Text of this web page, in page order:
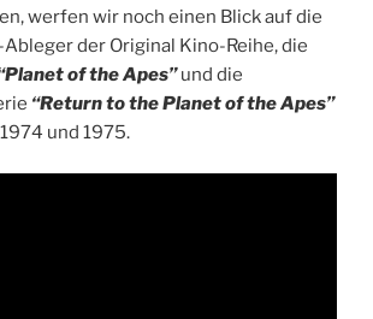
werfen wir noch einen Blick auf die
der Original Kino-Reihe, die
of the Apes”und die
“Return to the Planet of the Apes”
und 1975.